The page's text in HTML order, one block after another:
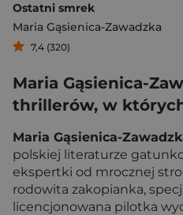
Ostatni smrek
Maria Gąsienica-Zawadzka
7,4 (320)
Maria Gąsienica-
thrillerów, w
Maria Gąsienica-
polskiej literaturze
ekspertki od mrocznej
rodowita zakopianka,
licencjonowana pilotka